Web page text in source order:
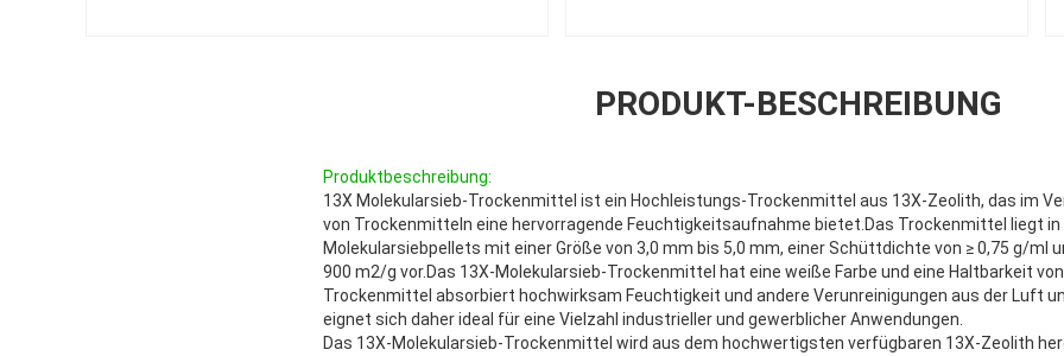
PRODUKT-BESCHREIBUNG
Produktbeschreibung:
13X Molekularsieb-Trockenmittel ist ein Hochleistungs-Trockenmittel aus 13X-Zeolith, das im
von Trockenmitteln eine hervorragende Feuchtigkeitsaufnahme bietet.Das Trockenmittel liegt in
Molekularsiebpellets mit einer Größe von 3,0 mm bis 5,0 mm, einer Schüttdichte von ≥ 0,75 g/ml
900 m2/g vor.Das 13X-Molekularsieb-Trockenmittel hat eine weiße Farbe und eine Haltbarkeit
Trockenmittel absorbiert hochwirksam Feuchtigkeit und andere Verunreinigungen aus der Luft
eignet sich daher ideal für eine Vielzahl industrieller und gewerblicher Anwendungen.
Das 13X-Molekularsieb-Trockenmittel wird aus dem hochwertigsten verfügbaren 13X-Zeolith